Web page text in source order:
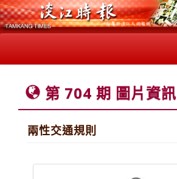
第 704 期 圖片資訊
兩性交通規則